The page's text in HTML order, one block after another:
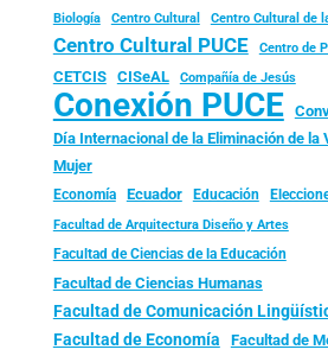
Biología
Centro Cultural Centro Cultural de
Centro Cultural PUCE Centro de
CETCIS CISeAL Compañía de Jesús
Conexión PUCE
Día Internacional de la Eliminación de la
Mujer
Economía Ecuador Educación
Facultad de Arquitectura Diseño y Artes
Facultad de Ciencias de la Educación
Facultad de Ciencias Humanas
Facultad de Comunicación
Facultad de Economía Facultad de